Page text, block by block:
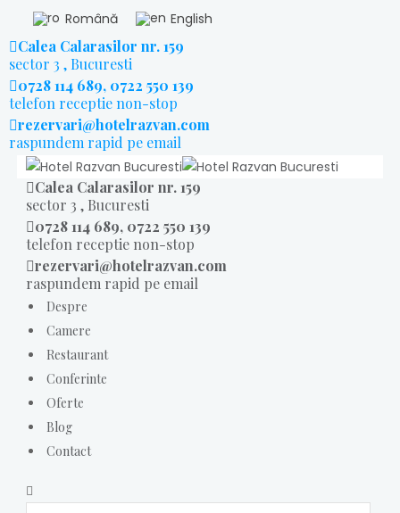
Română English
Calea Calarasilor nr. 159
sector 3 , Bucuresti
0728 114 689, 0722 550 139
telefon receptie non-stop
rezervari@hotelrazvan.com
raspundem rapid pe email
Calea Calarasilor nr. 159
sector 3 , Bucuresti
0728 114 689, 0722 550 139
telefon receptie non-stop
rezervari@hotelrazvan.com
raspundem rapid pe email
Despre
Camere
Restaurant
Conferinte
Oferte
Blog
Contact